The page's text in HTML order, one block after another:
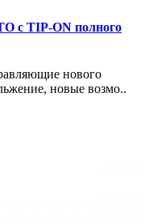
с TIP-ON полного
нового
новые возмо..